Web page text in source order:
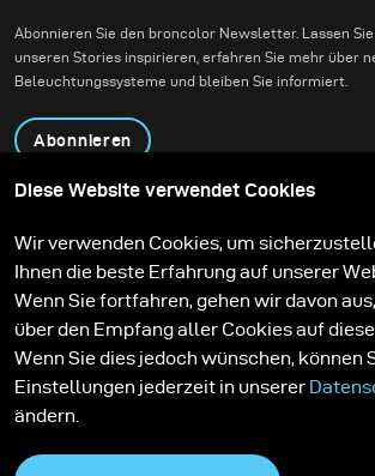
Abonnieren Sie den broncolor Newsletter. Lassen
unseren Stories inspirieren, erfahren Sie mehr über
Beleuchtungssysteme und bleiben Sie informiert.
Abonnieren
Kontakt
Technologien
Contribute to our blog
Lernen
Support
Karriere
Media Center
Diese Website verwendet Cookies
Wir verwenden Cookies, um
Ihnen die beste Erfahrung auf unserer
Wenn Sie fortfahren, gehen wir davon
über den Empfang aller Cookies auf
Wenn Sie dies jedoch wünschen, können
Einstellungen jederzeit in unserer
ändern.